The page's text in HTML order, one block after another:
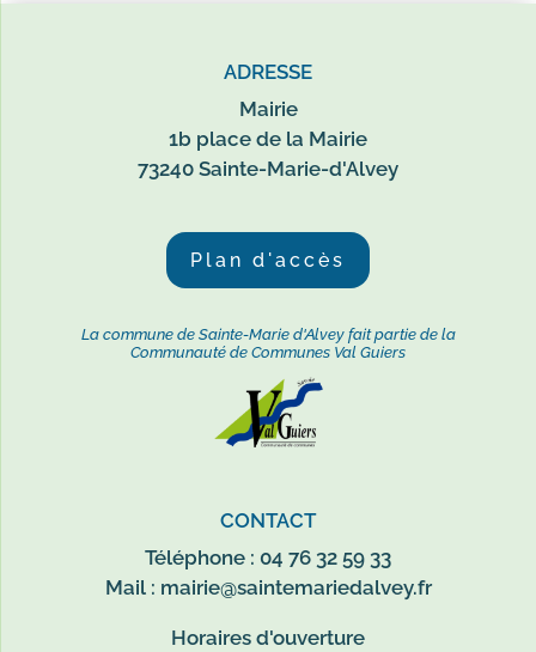
ADRESSE
Mairie
1b place de la Mairie
73240 Sainte-Marie-d'Alvey
Plan d'accès
La commune de Sainte-Marie d'Alvey fait partie de la
Communauté de Communes Val Guiers
CONTACT
Téléphone : 04 76 32 59 33
Mail : mairie@saintemariedalvey.fr
Horaires d'ouverture